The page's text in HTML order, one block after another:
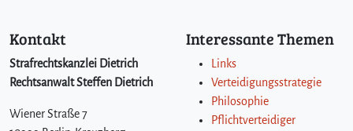
Kontakt
Strafrechtskanzlei Dietrich
Rechtsanwalt Steffen Dietrich
Wiener Straße 7
Interessante Themen
Links
Verteidigungsstrategie
Philosophie
Pflichtverteidiger